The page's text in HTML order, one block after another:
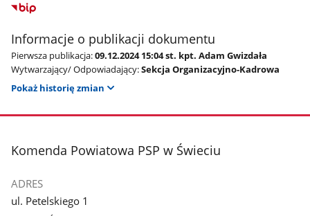
Informacje o publikacji dokumentu
Pierwsza publikacja:09.12.2024 15:04 st. kpt. Adam Gwizdała
Wytwarzający/ Odpowiadający:Sekcja Organizacyjno-Kadrowa
Pokaż historię zmian
stopka
Komenda Powiatowa PSP w Świeciu
ADRES
ul. Petelskiego 1